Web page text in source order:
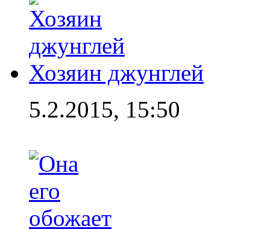
Хозяин джунглей
5.2.2015, 15:50